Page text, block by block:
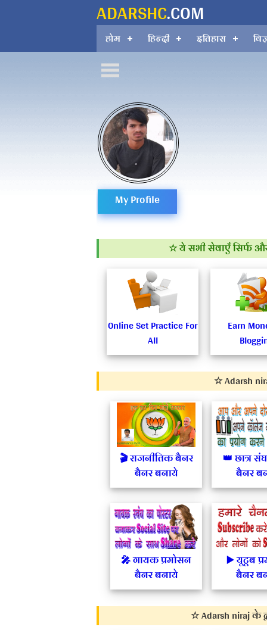
ADARSHC.COM
होम हिन्दी इतिहास
P
My Profile
☆ ये सभी सेवाएँ सिर्फ
Online Set Practice For
All
Earn
☆ Adarsh
🎬 राजनीतिक बैनर
बैनर बनाये
👑 छात्र
बैनर
🎤 गायक प्रमोसन
बैनर बनाये
▶️ यूटूब
बैनर
☆ Adarsh niraj के